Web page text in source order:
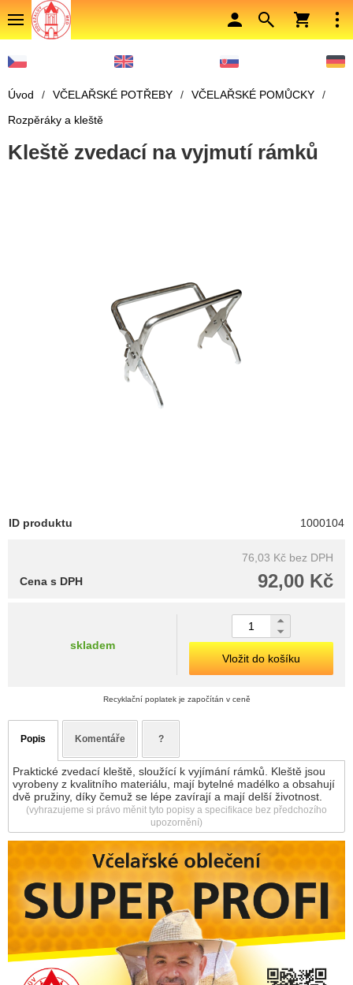
Úvod / VČELAŘSKÉ POTŘEBY / VČELAŘSKÉ POMŮCKY
/
Rozpěráky a kleště
Kleště zvedací na vyjmutí rámků
ID produktu 1000104
76,03 Kč bez DPH
92,00 Kč
Cena s DPH
skladem
Vložit do košíku
Recyklační poplatek je započítán v ceně
Popis Komentáře ?
Praktické zvedací kleště, sloužící k vyjímání rámků. Kleště jsou
vyrobeny z kvalitního materiálu, mají bytelné madélko a obsahují
dvě pružiny, díky čemuž se lépe zavírají a mají delší životnost.
(vyhrazujeme si právo měnit tyto popisy a specifikace bez předchozího
upozornění)